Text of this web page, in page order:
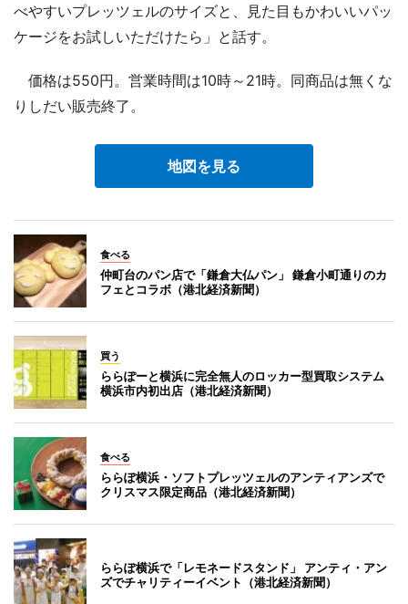
べやすいプレッツェルのサイズと、見た目もかわいいパッ
ケージをお試しいただけたら」と話す。
価格は550円。営業時間は10時～21時。同商品は無くな
りしだい販売終了。
地図を見る
食べる
仲町台のパン店で「鎌倉大仏パン」 鎌倉小町通りのカ
フェとコラボ（港北経済新聞）
買う
ららぽーと横浜に完全無人のロッカー型買取システム
横浜市内初出店（港北経済新聞）
食べる
ららぽ横浜・ソフトプレッツェルのアンティアンズで
クリスマス限定商品（港北経済新聞）
ららぽ横浜で「レモネードスタンド」 アンティ・アン
ズでチャリティーイベント（港北経済新聞）